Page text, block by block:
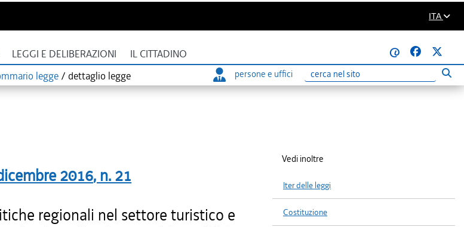
ITA
LEGGI E DELIBERAZIONI IL CITTADINO
@
legge / dettaglio legge persone e uffici
Ricerca
2016, n. 21
regionali nel settore turistico e
Vedi inoltre
Iter delle leggi
Costituzione